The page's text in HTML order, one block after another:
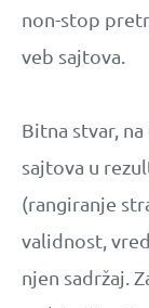
non-stop
veb sajtova.
Bitna stvar,
sajtova u
(rangiranje
validnost,
njen sadržaj.